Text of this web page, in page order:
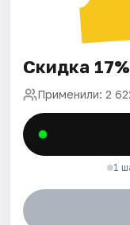
Скидка
Применили: 2
1